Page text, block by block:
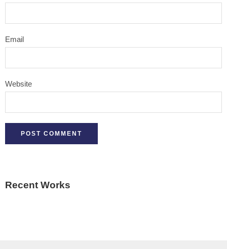
Email
Website
Recent Works